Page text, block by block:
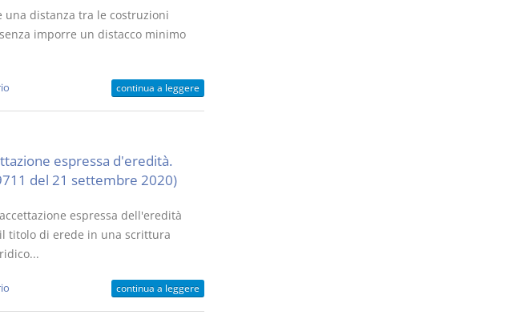
distanza tra le costruzioni
imporre un distacco minimo
continua a leggere
espressa d'eredità.
del 21 settembre 2020)
espressa dell'eredità
titolo di erede in una scrittura
continua a leggere